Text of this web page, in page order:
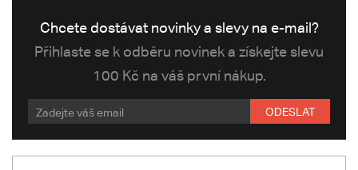
Chcete dostávat novinky a slevy na e-mail?
Přihlaste se k odběru novinek a získejte slevu
100 Kč na váš první nákup.
ODESLAT